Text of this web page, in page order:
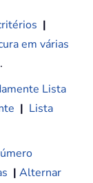
|
em várias
Lista
| Lista
| Alternar